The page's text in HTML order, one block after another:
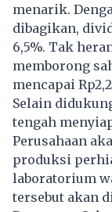
menarik.
dibagikan,
6,5%. Tak
memborong
mencapai
Selain
tengah
Perusahaan
produksi
laboratorium
tersebut akan